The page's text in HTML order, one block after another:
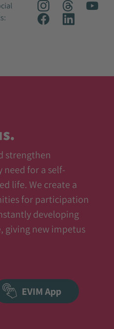
strengthen
for a self-
life. We create a
for participation
developing
giving new impetus
EVIM App